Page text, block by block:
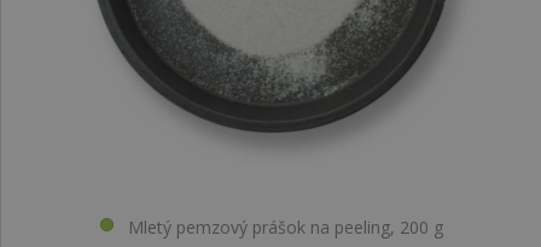
Mletý pemzový prášok na peeling, 200 g